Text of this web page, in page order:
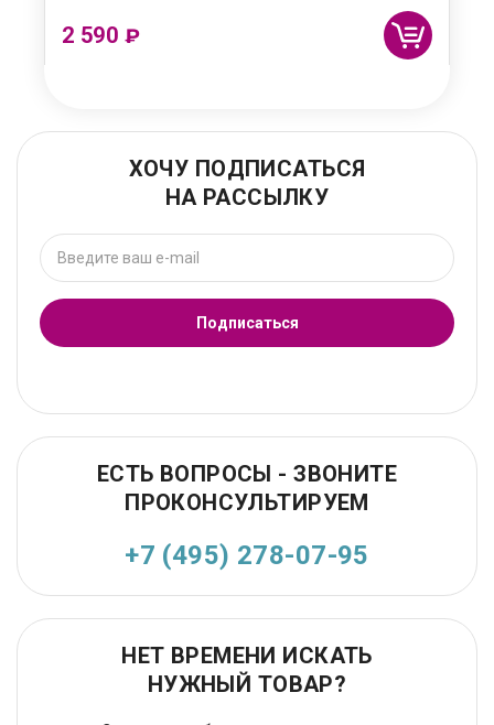
2 590 ₽
ХОЧУ ПОДПИСАТЬСЯ
НА РАССЫЛКУ
Подписаться
ЕСТЬ ВОПРОСЫ - ЗВОНИТЕ
ПРОКОНСУЛЬТИРУЕМ
+7 (495) 278-07-95
НЕТ ВРЕМЕНИ ИСКАТЬ
НУЖНЫЙ ТОВАР?